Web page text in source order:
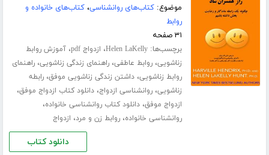
موضوع:کتاب‌های روانشناسی،کتاب‌های خانواده و
روابط
۳۱ صفحه
برچسب‌ها:Helen LaKelly، ازدواج pdf ،آموزش روابط
زناشویی،روابط عاطفی،راهنمای زندگی زناشویی،راهنمای
روابط زناشویی،داشتن زندگی زناشویی موفق،رابطه
زناشویی،روانشناسی ازدواج،دانلود کتاب ازدواج موفق،
ازدواج موفق،دانلود کتاب روانشناسی خانواده،
روانشناسی خانواده،روابط زن و مرد، ازدواج
دانلود کتاب